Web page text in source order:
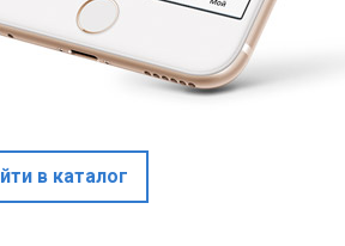
в каталог